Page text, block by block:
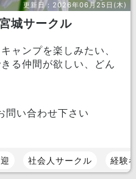
更新日： 2026年06月25日(木)
城サークル
ャンプを楽しみたい、
る仲間が欲しい、どん
問い合わせ下さい
社会人サークル 経験